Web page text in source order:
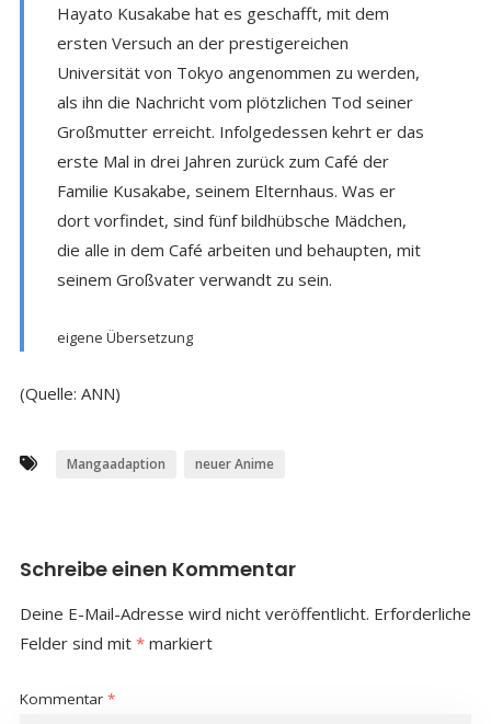
Hayato Kusakabe hat es geschafft, mit dem
ersten Versuch an der prestigereichen
Universität von Tokyo angenommen zu werden,
als ihn die Nachricht vom plötzlichen Tod seiner
Großmutter erreicht. Infolgedessen kehrt er das
erste Mal in drei Jahren zurück zum Café der
Familie Kusakabe, seinem Elternhaus. Was er
dort vorfindet, sind fünf bildhübsche Mädchen,
die alle in dem Café arbeiten und behaupten, mit
seinem Großvater verwandt zu sein.
eigene Übersetzung
(Quelle: ANN)
Mangaadaption neuer Anime
Schreibe einen Kommentar
Deine E-Mail-Adresse wird nicht veröffentlicht. Erforderliche
Felder sind mit *markiert
Kommentar *